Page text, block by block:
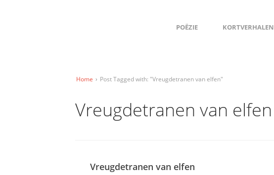
POËZIE KORTVERHALEN
Home › Post Tagged with: "Vreugdetranen van elfen"
Vreugdetranen van elfen
Poëzie
Vreugdetranen van elfen